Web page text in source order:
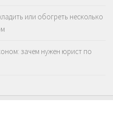
или обогреть несколько
зачем нужен юрист по